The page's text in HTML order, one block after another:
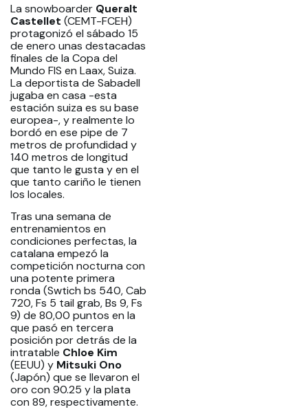
La snowboarder Queralt
Castellet (CEMT-FCEH)
protagonizó el sábado 15
de enero unas destacadas
finales de la Copa del
Mundo FIS en Laax, Suiza.
La deportista de Sabadell
jugaba en casa -esta
estación suiza es su base
europea-, y realmente lo
bordó en ese pipe de 7
metros de profundidad y
140 metros de longitud
que tanto le gusta y en el
que tanto cariño le tienen
los locales.
Tras una semana de
entrenamientos en
condiciones perfectas, la
catalana empezó la
competición nocturna con
una potente primera
ronda (Swtich bs 540, Cab
720, Fs 5 tail grab, Bs 9, Fs
9) de 80,00 puntos en la
que pasó en tercera
posición por detrás de la
intratable Chloe Kim
(EEUU) y Mitsuki Ono
(Japón) que se llevaron el
oro con 90.25 y la plata
con 89, respectivamente.